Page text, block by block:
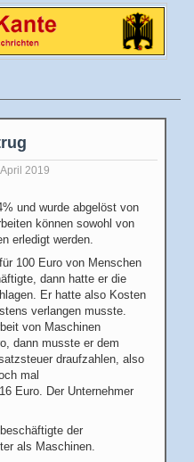
2019
und wurde abgelöst von
können sowohl von
erledigt werden.
100 Euro von Menschen
dann hatte er die
Er hatte also Kosten
verlangen musste.
von Maschinen
dann musste er dem
draufzahlen, also
mal
Euro. Der Unternehmer
der
als Maschinen.